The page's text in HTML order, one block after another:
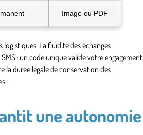
Image ou PDF
La fluidité des échanges
: un code unique valide votre engagement
la durée légale de conservation des
une autonomie